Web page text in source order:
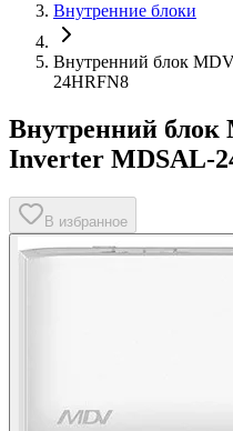
Внутренние блоки
Внутренний блок
24HRFN8
Внутренний
Inverter MDSAL-
В избранное